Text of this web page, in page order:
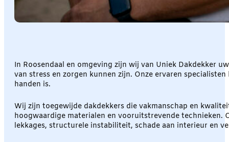
In Roosendaal en omgeving zijn wij van Uniek Dakdekker
van stress en zorgen kunnen zijn. Onze ervaren
handen is.
Wij zijn toegewijde dakdekkers die vakmanschap en
hoogwaardige materialen en vooruitstrevende technieken.
lekkages, structurele instabiliteit, schade aan interieur en